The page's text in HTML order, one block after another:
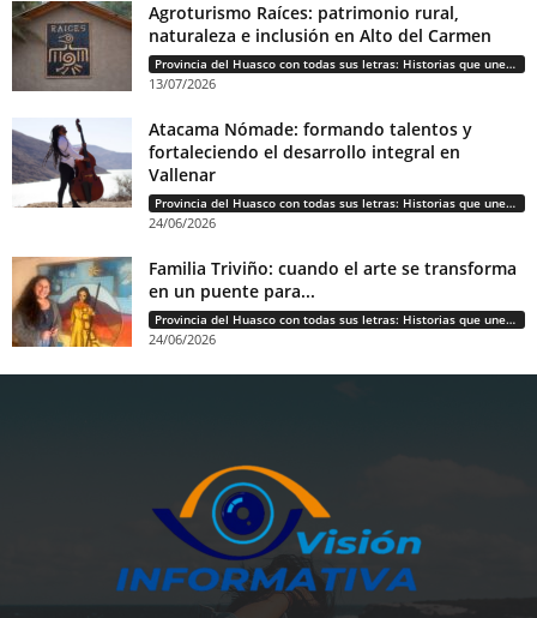
Agroturismo Raíces: patrimonio rural,
naturaleza e inclusión en Alto del Carmen
Provincia del Huasco con todas sus letras: Historias que unen cultura, diversidad e identidad
13/07/2026
Atacama Nómade: formando talentos y
fortaleciendo el desarrollo integral en
Vallenar
Provincia del Huasco con todas sus letras: Historias que unen cultura, diversidad e identidad
24/06/2026
Familia Triviño: cuando el arte se transforma
en un puente para...
Provincia del Huasco con todas sus letras: Historias que unen cultura, diversidad e identidad
24/06/2026